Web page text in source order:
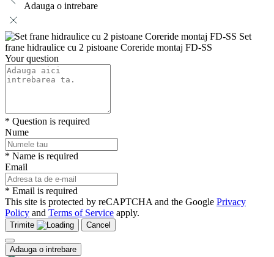
Adauga o intrebare
Set
frane hidraulice cu 2 pistoane Coreride montaj FD-SS
Your question
* Question is required
Nume
* Name is required
Email
* Email is required
This site is protected by reCAPTCHA and the Google Privacy
Policy and Terms of Service apply.
Trimite Cancel
Adauga o intrebare